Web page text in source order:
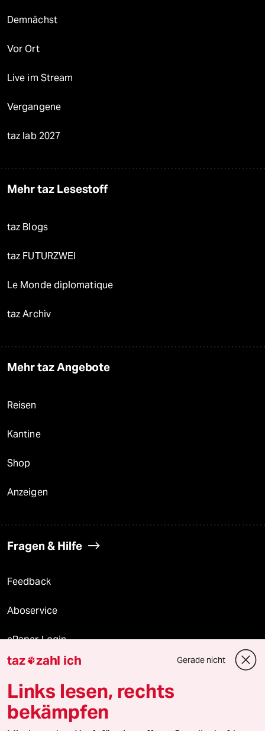
Demnächst
Vor Ort
Live im Stream
Vergangene
taz lab 2027
Mehr taz Lesestoff
taz Blogs
taz FUTURZWEI
Le Monde diplomatique
taz Archiv
Mehr taz Angebote
Reisen
Kantine
Shop
Anzeigen
Fragen & Hilfe
Feedback
Aboservice
ePaper Login
Downloads für Abonnierende
© 2026 taz Verlags und Vertriebs GmbH
taz zahl ich Gerade nicht
Links lesen, rechts
bekämpfen